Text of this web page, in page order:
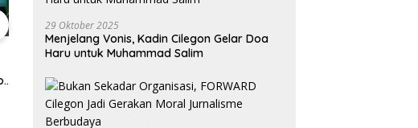
DPRD dan HMI Bersinergi Kawal
Hiburan Bermasalah Jadi
Sorotan
Muscab I 2026
29 Oktober 2025
Menjelang Vonis, Kadin Cilegon Gelar Doa
Haru untuk Muhammad Salim